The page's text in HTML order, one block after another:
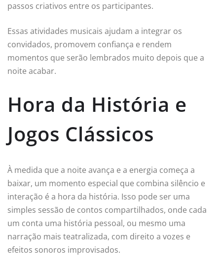
passos criativos entre os participantes.
Essas atividades musicais ajudam a integrar os
convidados, promovem confiança e rendem
momentos que serão lembrados muito depois que a
noite acabar.
Hora da História e
Jogos Clássicos
À medida que a noite avança e a energia começa a
baixar, um momento especial que combina silêncio e
interação é a hora da história. Isso pode ser uma
simples sessão de contos compartilhados, onde cada
um conta uma história pessoal, ou mesmo uma
narração mais teatralizada, com direito a vozes e
efeitos sonoros improvisados.